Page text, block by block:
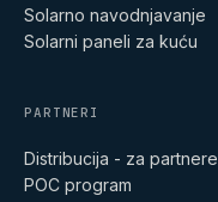
Solarno navodnjavanje
Solarni paneli za kuću
PARTNERI
Distribucija - za partnere
POC program